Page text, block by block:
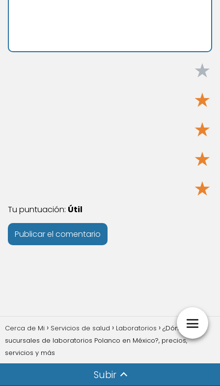
★
★
★
★
★
Tu puntuación: Útil
Cerca de Mi Servicios de salud Laboratorios
¿Dónde hay
sucursales de laboratorios Polanco en México?, precios,
servicios y más
Subir